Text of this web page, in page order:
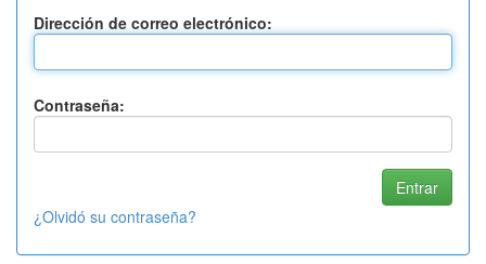
Dirección de correo electrónico:
Contraseña:
¿Olvidó su contraseña?